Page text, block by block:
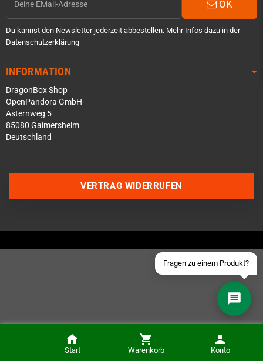
OK
Du kannst den Newsletter jederzeit abbestellen. Mehr Infos dazu in der
Datenschutzerklärung
INFORMATION
DragonBox Shop
OpenPandora GmbH
Asternweg 5
85080 Gaimersheim
Deutschland
Start Warenkorb Konto
Fragen zu einem Produkt?
Schick uns eine eMail
VERTRAG WIDERRUFEN